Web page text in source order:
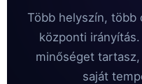
Több helyszín, több
központi
minőséget
saját